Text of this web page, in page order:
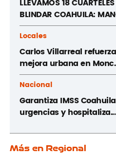
LLEVAMOS 18
BLINDAR COAHUILA:
Locales
Carlos Villarreal
mejora urbana en
Nacional
Garantiza IMSS
urgencias y hospitaliza...
Más en Regional